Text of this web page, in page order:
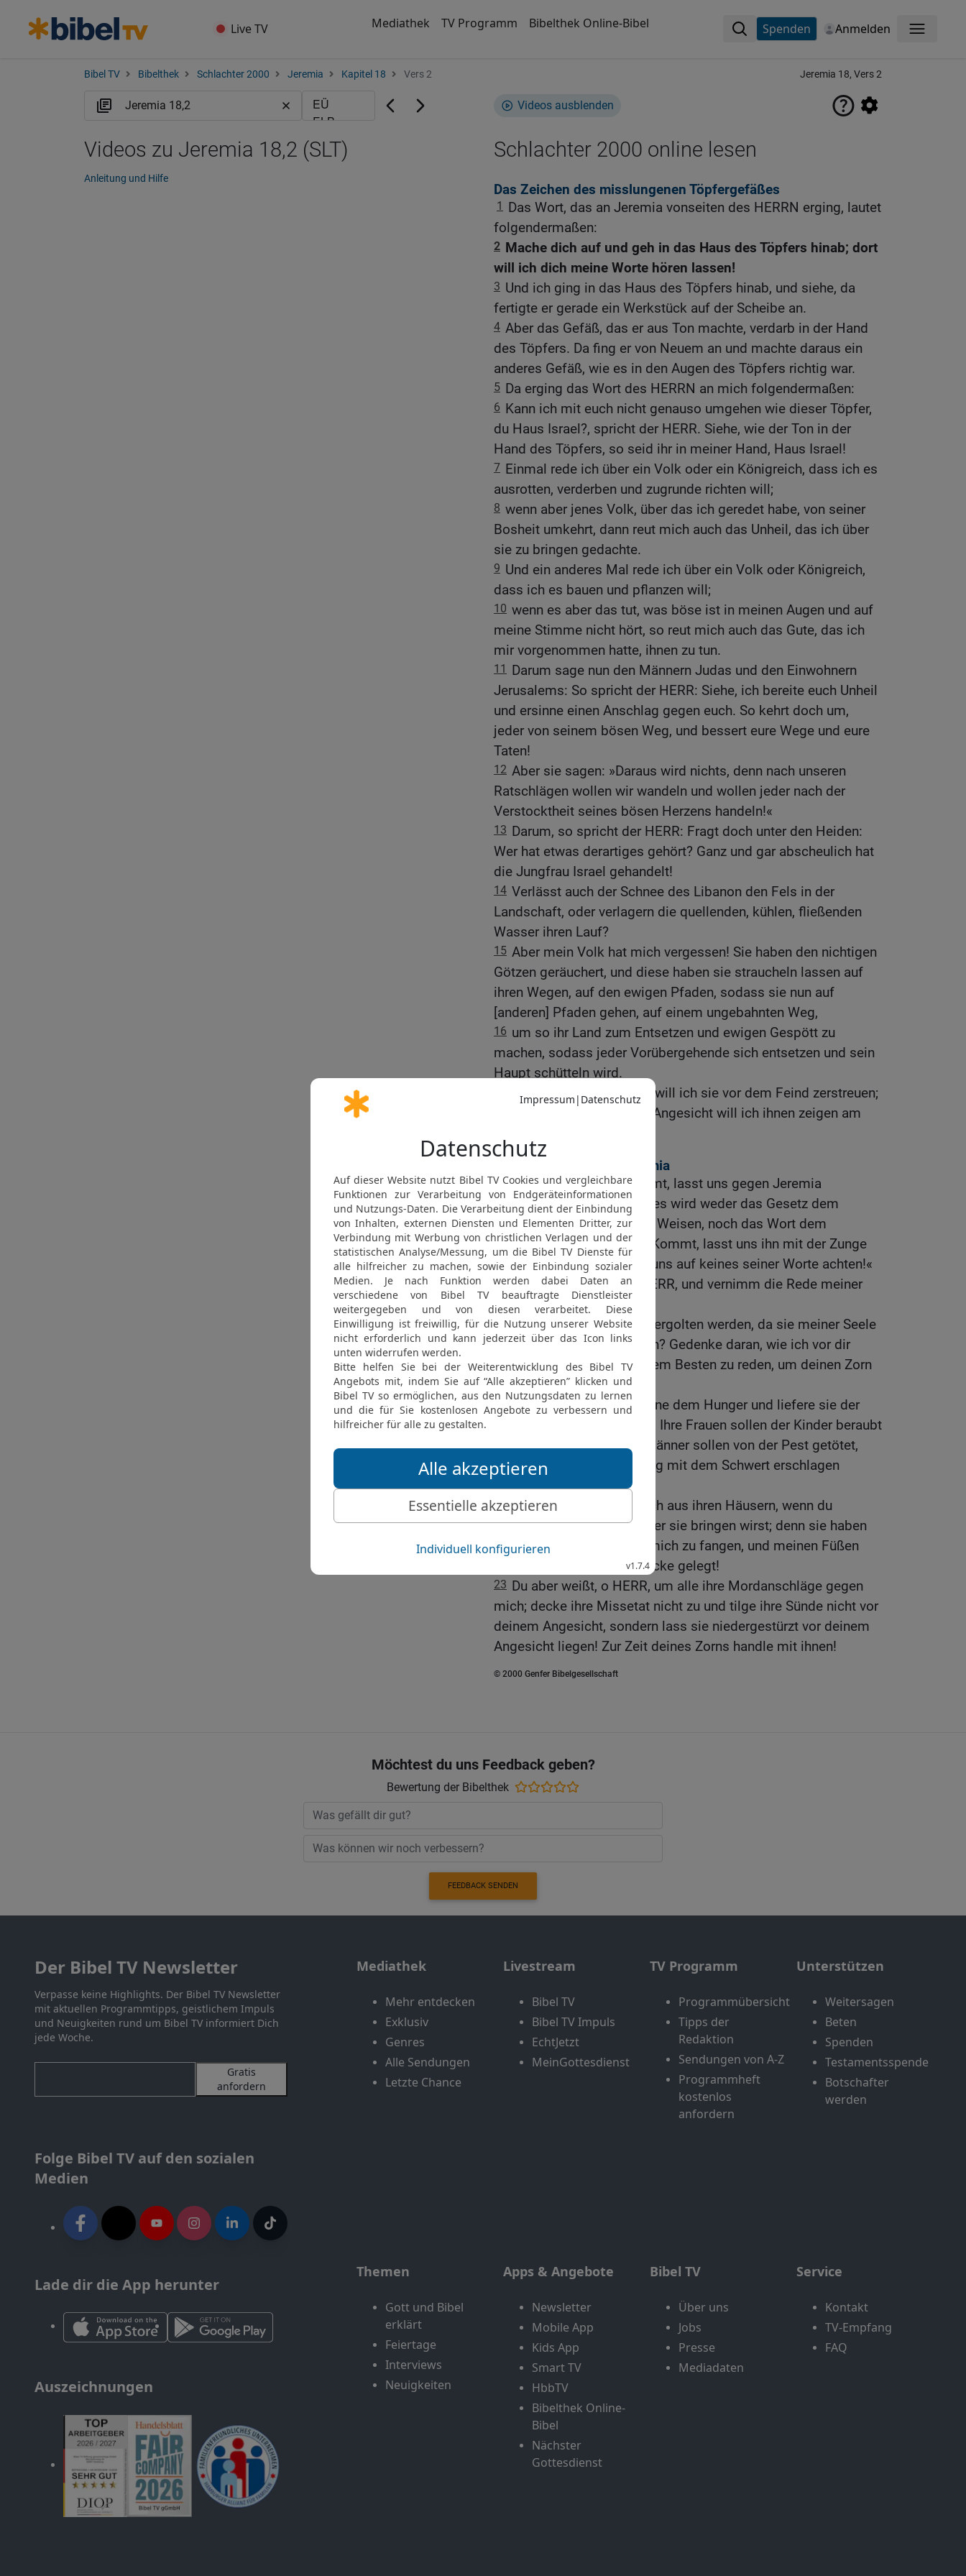
Live TV Mediathek TV Programm Bibelthek Online-Bibel Spenden Anmelden Menü
Bibel TV Bibelthek Schlachter 2000 Jeremia Kapitel 18 Vers 2 Jeremia 18, Vers 2
Videos ausblenden
Schlachter 2000 online lesen
Das Zeichen des misslungenen Töpfergefäßes
1
Das Wort, das an Jeremia vonseiten des HERRN erging, lautet
folgendermaßen:
2 Mache dich auf und geh in das Haus des Töpfers hinab; dort
will ich dich meine Worte hören lassen!
3 Und ich ging in das Haus des Töpfers hinab, und siehe, da
fertigte er gerade ein Werkstück auf der Scheibe an.
4 Aber das Gefäß, das er aus Ton machte, verdarb in der Hand
des Töpfers. Da fing er von Neuem an und machte daraus ein
anderes Gefäß, wie es in den Augen des Töpfers richtig war.
5 Da erging das Wort des HERRN an mich folgendermaßen:
6 Kann ich mit euch nicht genauso umgehen wie dieser Töpfer,
du Haus Israel?, spricht der HERR. Siehe, wie der Ton in der
Hand des Töpfers, so seid ihr in meiner Hand, Haus Israel!
7 Einmal rede ich über ein Volk oder ein Königreich, dass ich es
ausrotten, verderben und zugrunde richten will;
8 wenn aber jenes Volk, über das ich geredet habe, von seiner
Bosheit umkehrt, dann reut mich auch das Unheil, das ich über
sie zu bringen gedachte.
9 Und ein anderes Mal rede ich über ein Volk oder Königreich,
dass ich es bauen und pflanzen will;
10 wenn es aber das tut, was böse ist in meinen Augen und auf
meine Stimme nicht hört, so reut mich auch das Gute, das ich
mir vorgenommen hatte, ihnen zu tun.
11
Darum sage nun den Männern Judas und den Einwohnern
Jerusalems: So spricht der HERR: Siehe, ich bereite euch Unheil
und ersinne einen Anschlag gegen euch. So kehrt doch um,
jeder von seinem bösen Weg, und bessert eure Wege und eure
Taten!
12 Aber sie sagen: »Daraus wird nichts, denn nach unseren
Ratschlägen wollen wir wandeln und wollen jeder nach der
Verstocktheit seines bösen Herzens handeln!«
13 Darum, so spricht der HERR: Fragt doch unter den Heiden:
Wer hat etwas derartiges gehört? Ganz und gar abscheulich hat
die Jungfrau Israel gehandelt!
14 Verlässt auch der Schnee des Libanon den Fels in der
Landschaft, oder verlagern die quellenden, kühlen, fließenden
Wasser ihren Lauf?
15 Aber mein Volk hat mich vergessen! Sie haben den nichtigen
Götzen geräuchert, und diese haben sie straucheln lassen auf
ihren Wegen, auf den ewigen Pfaden, sodass sie nun auf
[anderen] Pfaden gehen, auf einem ungebahnten Weg,
16 um so ihr Land zum Entsetzen und ewigen Gespött zu
machen, sodass jeder Vorübergehende sich entsetzen und sein
Haupt schütteln wird.
Wie durch den Ostwind will ich sie vor dem Feind zerstreuen;
den Rücken und nicht das Angesicht will ich ihnen zeigen am
Ein Anschlag gegen Jeremia
18 Da sprachen sie: »Kommt, lasst uns gegen Jeremia
Anschläge ersinnen! Denn es wird weder das Gesetz dem
Priester, noch der Rat dem Weisen, noch das Wort dem
Propheten verlorengehen. Kommt, lasst uns ihn mit der Zunge
niederschlagen, und lasst uns auf keines seiner Worte achten!«
19 Achte du auf mich, o HERR, und vernimm die Rede meiner
Widersacher!
20 Soll Gutes mit Bösem vergolten werden, da sie meiner Seele
eine Grube gegraben haben? Gedenke daran, wie ich vor dir
gestanden habe, um zu ihrem Besten zu reden, um deinen Zorn
von ihnen abzuwenden!
21 So übergib nun ihre Söhne dem Hunger und liefere sie der
Gewalt des Schwertes aus! Ihre Frauen sollen der Kinder beraubt
und Witwen werden; ihre Männer sollen von der Pest getötet,
ihre jungen Männer im Krieg mit dem Schwert erschlagen
werden!
22 Wehgeschrei erhebe sich aus ihren Häusern, wenn du
plötzlich ein Kriegsheer über sie bringen wirst; denn sie haben
eine Grube gegraben, um mich zu fangen, und meinen Füßen
haben sie heimlich Fallstricke gelegt!
23 Du aber weißt, o HERR, um alle ihre Mordanschläge gegen
mich; decke ihre Missetat nicht zu und tilge ihre Sünde nicht vor
deinem Angesicht, sondern lass sie niedergestürzt vor deinem
Angesicht liegen! Zur Zeit deines Zorns handle mit ihnen!
© 2000 Genfer Bibelgesellschaft
Videos zu Jeremia 18,2 (SLT)
Anleitung und Hilfe
Möchtest du uns Feedback geben?
Bewertung der Bibelthek
FEEDBACK SENDEN
Der Bibel TV Newsletter
Verpasse keine Highlights. Der Bibel TV Newsletter
mit aktuellen Programmtipps, geistlichem Impuls
und Neuigkeiten rund um Bibel TV informiert Dich
jede Woche.
Gratis
anfordern
Folge Bibel TV auf den sozialen
Medien
Lade dir die App herunter
Auszeichnungen
Mediathek
Mehr entdecken
Exklusiv
Genres
Alle Sendungen
Letzte Chance
Livestream
Bibel TV
Bibel TV Impuls
EchtJetzt
MeinGottesdienst
TV Programm
Programmübersicht
Tipps der
Redaktion
Sendungen von A-Z
Programmheft
kostenlos
anfordern
Unterstützen
Weitersagen
Beten
Spenden
Testamentsspende
Botschafter
werden
Themen
Gott und Bibel
erklärt
Feiertage
Interviews
Neuigkeiten
Apps & Angebote
Newsletter
Mobile App
Kids App
Smart TV
HbbTV
Bibelthek Online-
Bibel
Nächster
Gottesdienst
Bibel TV
Über uns
Jobs
Presse
Mediadaten
Service
Kontakt
TV-Empfang
FAQ